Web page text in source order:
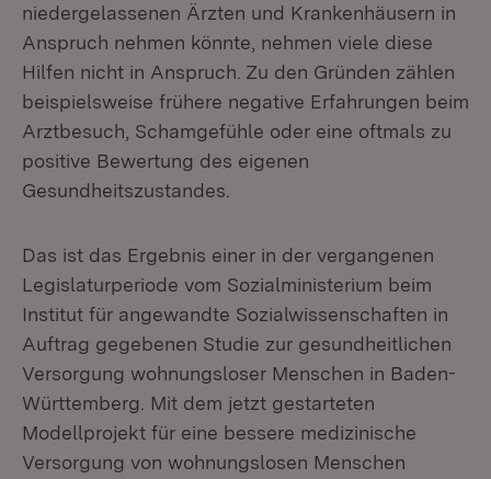
niedergelassenen Ärzten und Krankenhäusern in
Anspruch nehmen könnte, nehmen viele diese
Hilfen nicht in Anspruch. Zu den Gründen zählen
beispielsweise frühere negative Erfahrungen beim
Arztbesuch, Schamgefühle oder eine oftmals zu
positive Bewertung des eigenen
Gesundheitszustandes.
Das ist das Ergebnis einer in der vergangenen
Legislaturperiode vom Sozialministerium beim
Institut für angewandte Sozialwissenschaften in
Auftrag gegebenen Studie zur gesundheitlichen
Versorgung wohnungsloser Menschen in Baden-
Württemberg. Mit dem jetzt gestarteten
Modellprojekt für eine bessere medizinische
Versorgung von wohnungslosen Menschen